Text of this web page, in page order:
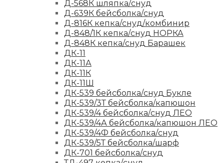
Д-568К шляпка/снуд
Д-639К бейсболка/снуд
Д-816К кепка/снуд/комбинир
Д-848/1К кепка/снуд НОРКА
Д-848К кепка/снуд Барашек
ДК-11
ДК-11А
ДК-11К
ДК-11Ш
ДК-539 бейсболка/снуд Букле
ДК-539/3Т бейсболка/капюшон
ДК-539/4 бейсболка/снуд ЛЕО
ДК-539/4А бейсболка/капюшон ЛЕО
ДК-539/4Ф бейсболка/снуд
ДК-539/5Т бейсболка/шарф
ДК-701 бейсболка/снуд